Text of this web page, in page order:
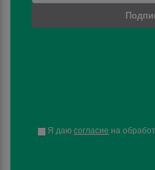
Я даю согласие на